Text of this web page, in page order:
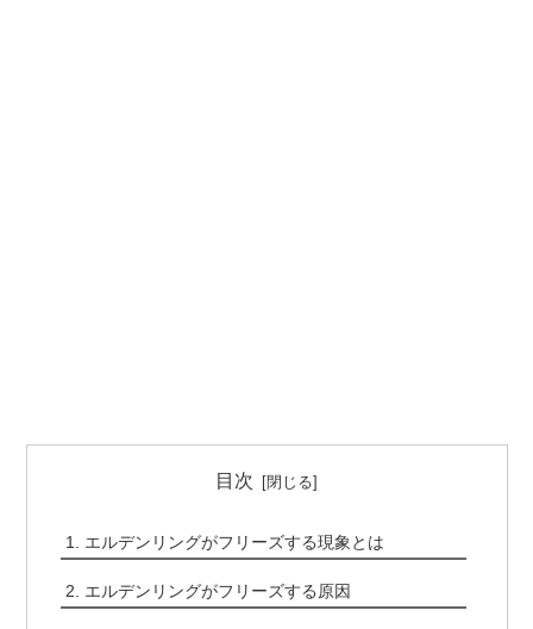
目次
エルデンリングがフリーズする現象とは
エルデンリングがフリーズする原因